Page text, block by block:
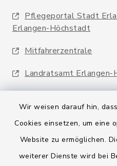
Wir weisen darauf hin,
Cookies einsetzen, um eine
Website zu ermöglichen.
weiterer Dienste wird bei
Pflegeportal Stadt
Erlangen-Höchstadt
Mitfahrerzentrale
Landratsamt